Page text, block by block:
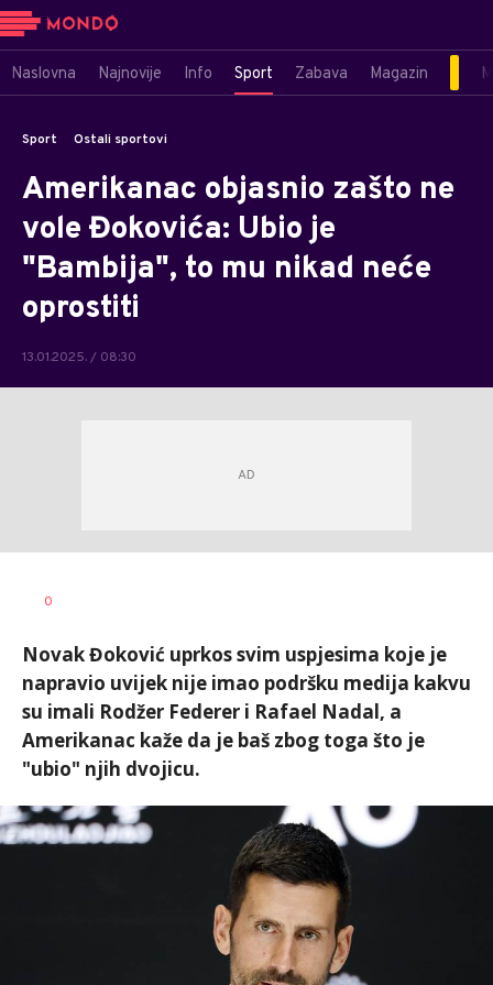
Naslovna Najnovije Info Sport Zabava Magazin
Sport Ostali sportovi
Amerikanac objasnio zašto ne
vole Đokovića: Ubio je
"Bambija", to mu nikad neće
oprostiti
13.01.2025. / 08:30
0
Novak Đoković uprkos svim uspjesima koje je
napravio uvijek nije imao podršku medija kakvu
su imali Rodžer Federer i Rafael Nadal, a
Amerikanac kaže da je baš zbog toga što je
"ubio" njih dvojicu.